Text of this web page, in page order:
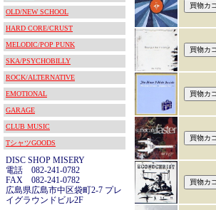
OLD/NEW SCHOOL
HARD CORE/CRUST
MELODIC/POP PUNK
SKA/PSYCHOBILLY
ROCK/ALTERNATIVE
EMOTIONAL
GARAGE
CLUB MUSIC
TシャツGOODS
DISC SHOP MISERY
電話 082-241-0782
FAX 082-241-0782
広島県広島市中区袋町2-7 プレ
イグラウンドビル2F